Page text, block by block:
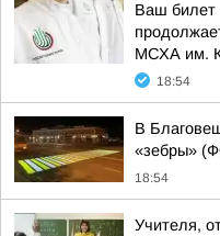
Ваш билет
МСХА им.
18:54
В
«зебры»
18:54
Учителя,